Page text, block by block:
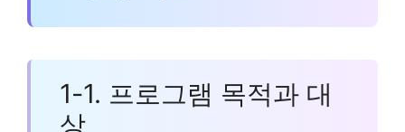
1-1. 프로그램 목적과 대
상